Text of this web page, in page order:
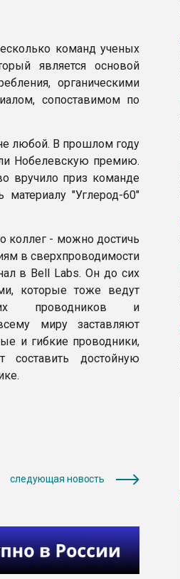
команд ученых
является основой
органическими
сопоставимом по
любой. В прошлом году
Нобелевскую премию.
вручило приз команде
"Углерод-60"
коллег - можно достичь
в сверхпроводимости
в Bell Labs. Он до сих
которые тоже ведут
проводников и
миру заставляют
и гибкие проводники,
составить достойную
следующая новость